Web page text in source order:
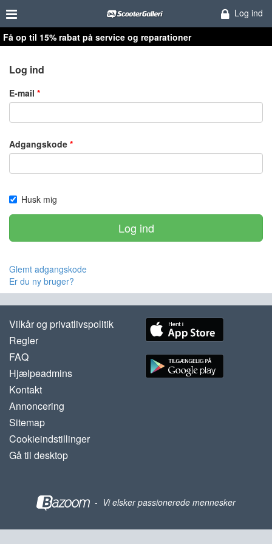
Log ind
Få op til 15% rabat på service og reparationer
Log ind
E-mail
Adgangskode
Husk mig
Log ind
Glemt adgangskode
Er du ny bruger?
Vilkår og privatlivspolitik
Regler
FAQ
Hjælpeadmins
Kontakt
Annoncering
Sitemap
Cookieindstillinger
Gå til desktop
- Vi elsker passionerede mennesker